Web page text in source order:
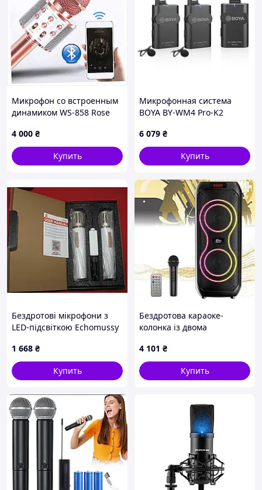
Перед отправкой проверяем.
Отправка в день заказа (если заказ сделан до
16:30)
Все характеристики соответствуют
действительности
Микрофон со встроенным
динамиком WS-858 Rose
4 000 ₴
Купить
Микрофонная система
BOYA BY-WM4 Pro-K2
6 079 ₴
Купить
Бездротові мікрофони з
LED-підсвіткою Echomussy
1 668 ₴
Купить
Бездротова караоке-
колонка із двома
4 101 ₴
Купить